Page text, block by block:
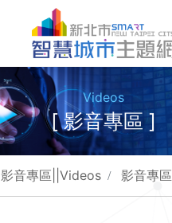
Videos
[ 影音專區 ]
影音專區||Videos 影音專區